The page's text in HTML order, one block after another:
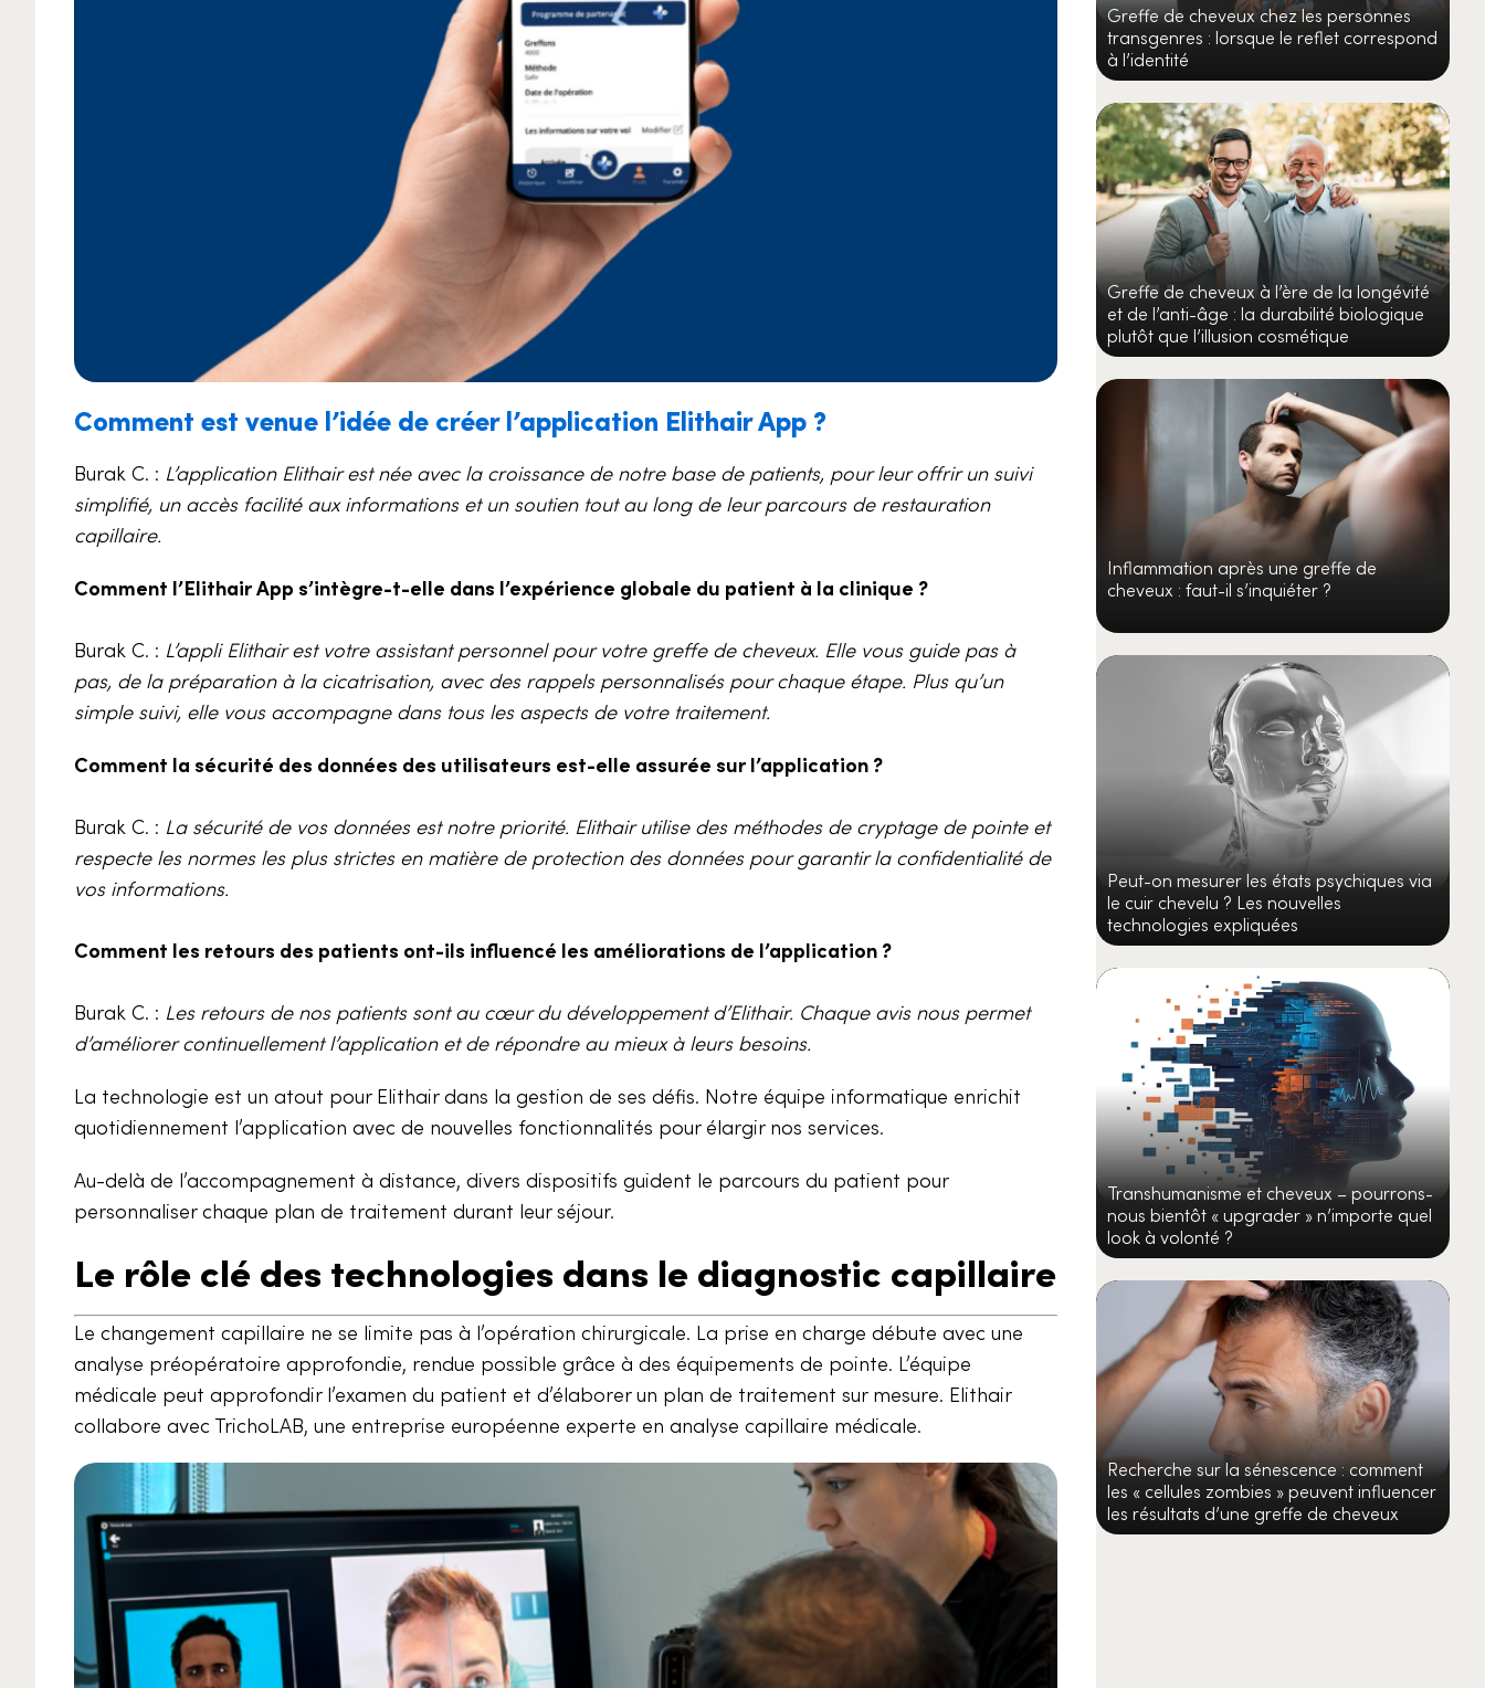
Comment est venue l’idée de créer l’application Elithair App ?
Burak C. : L’application Elithair est née avec la croissance de notre base de patients, pour leur offrir un suivi
simplifié, un accès facilité aux informations et un soutien tout au long de leur parcours de restauration
capillaire.
Comment l’Elithair App s’intègre-t-elle dans l’expérience globale du patient à la clinique ?
Burak C. : L’appli Elithair est votre assistant personnel pour votre greffe de cheveux. Elle vous guide pas à
pas, de la préparation à la cicatrisation, avec des rappels personnalisés pour chaque étape. Plus qu’un
simple suivi, elle vous accompagne dans tous les aspects de votre traitement.
Comment la sécurité des données des utilisateurs est-elle assurée sur l’application ?
Burak C. : La sécurité de vos données est notre priorité. Elithair utilise des méthodes de cryptage de pointe et
respecte les normes les plus strictes en matière de protection des données pour garantir la confidentialité de
vos informations.
Comment les retours des patients ont-ils influencé les améliorations de l’application ?
Burak C. : Les retours de nos patients sont au cœur du développement d’Elithair. Chaque avis nous permet
d’améliorer continuellement l’application et de répondre au mieux à leurs besoins.
La technologie est un atout pour Elithair dans la gestion de ses défis. Notre équipe informatique enrichit
quotidiennement l’application avec de nouvelles fonctionnalités pour élargir nos services.
Au-delà de l’accompagnement à distance, divers dispositifs guident le parcours du patient pour
personnaliser chaque plan de traitement durant leur séjour.
Le rôle clé des technologies dans le diagnostic capillaire
Le changement capillaire ne se limite pas à l’opération chirurgicale. La prise en charge débute avec une
analyse préopératoire approfondie, rendue possible grâce à des équipements de pointe. L’équipe
médicale peut approfondir l’examen du patient et d’élaborer un plan de traitement sur mesure. Elithair
collabore avec TrichoLAB, une entreprise européenne experte en analyse capillaire médicale.
Greffe de cheveux chez les personnes
transgenres : lorsque le reflet correspond
à l’identité
Greffe de cheveux à l’ère de la longévité
et de l’anti-âge : la durabilité biologique
plutôt que l’illusion cosmétique
Inflammation après une greffe de
cheveux : faut-il s’inquiéter ?
Peut-on mesurer les états psychiques via
le cuir chevelu ? Les nouvelles
technologies expliquées
Transhumanisme et cheveux – pourrons-
nous bientôt « upgrader » n’importe quel
look à volonté ?
Recherche sur la sénescence : comment
les « cellules zombies » peuvent influencer
les résultats d’une greffe de cheveux